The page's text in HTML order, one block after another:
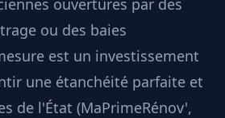
ouvertures par des
ou des baies
est un investissement
une étanchéité parfaite et
de l'État (MaPrimeRénov',